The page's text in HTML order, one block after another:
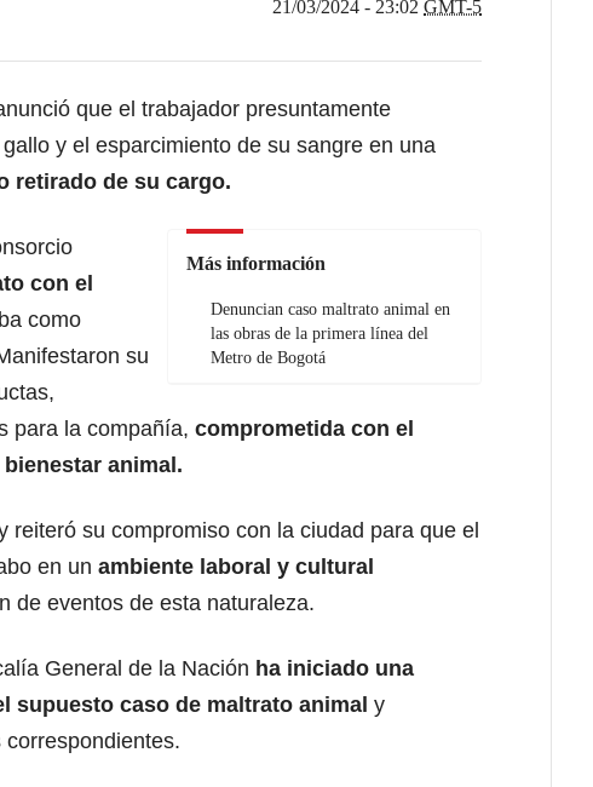
21/03/2024 - 23:02 GMT-5
que el trabajador presuntamente
y el esparcimiento de su sangre en una
retirado de su cargo.
Más información
Denuncian caso maltrato animal en
las obras de la primera línea del
Metro de Bogotá
con el
como
su
para la compañía, comprometida con el
animal.
reiteró su compromiso con la ciudad para que el
en un ambiente laboral y cultural
de eventos de esta naturaleza.
General de la Nación ha iniciado una
supuesto caso de maltrato animal y